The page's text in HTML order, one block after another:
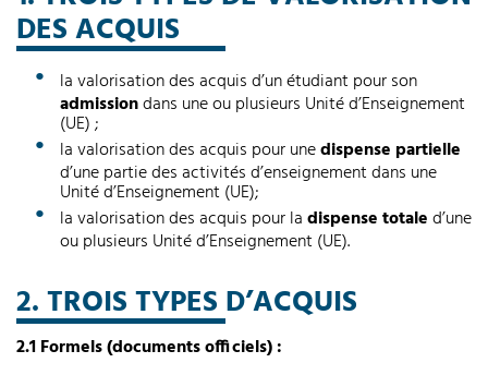
DES ACQUIS
la valorisation des acquis d’un étudiant pour son
admissiondans une ou plusieurs Unité d’Enseignement
(UE) ;
la valorisation des acquis pour unedispense partielle
d’une partie des activités d’enseignement dans une
Unité d’Enseignement (UE);
la valorisation des acquis pour ladispense totaled’une
ou plusieurs Unité d’Enseignement (UE).
2. TROIS TYPES D’ACQUIS
2.1 Formels (documents officiels) :